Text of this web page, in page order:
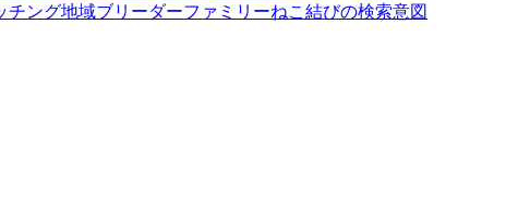
チング地域ブリーダーファミリーねこ結びの検索意図